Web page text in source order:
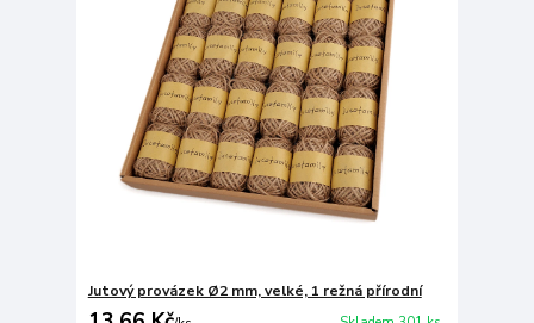
Jutový provázek Ø2 mm, velké, 1 režná přírodní